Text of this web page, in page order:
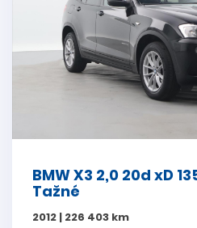
BMW X3 2,0 20d xD
Tažné
2012 | 226 403 km